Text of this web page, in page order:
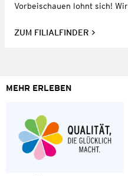
Vorbeischauen lohnt sich!
ZUM FILIALFINDER
MEHR ERLEBEN